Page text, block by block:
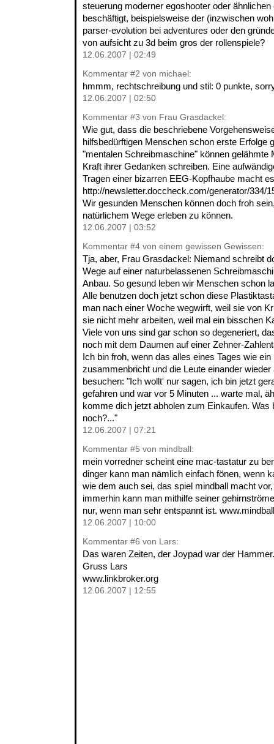
steuerung moderner egoshooter oder
beschäftigt, beispielsweise der (inzwischen
parser-evolution bei adventures oder den
von aufsicht zu 3d beim gros der rollenspiele?
12.06.2007 | 02:49
Kommentar #2 von michael:
hmmm, rechtschreibung und stil: 0 punkte,
12.06.2007 | 02:50
Kommentar #3 von Frau Grasdackel:
Wie gut, dass die beschriebene
hilfsbedürftigen Menschen schon erste Erfolge
"mentalen Schreibmaschine" können gelähmte
Kraft ihrer Gedanken schreiben. Eine
Tragen einer bizarren EEG-Kopfhaube macht
http://newsletter.doccheck.com/generator/334/
Wir gesunden Menschen können doch froh
natürlichem Wege erleben zu können.
12.06.2007 | 03:52
Kommentar #4 von einem gewissen Gewissen:
Tja, aber, Frau Grasdackel: Niemand schreibt
Wege auf einer naturbelassenen
Anbau. So gesund leben wir Menschen schon
Alle benutzen doch jetzt schon diese
man nach einer Woche wegwirft, weil sie von
sie nicht mehr arbeiten, weil mal ein bisschen
Viele von uns sind gar schon so degeneriert,
noch mit dem Daumen auf einer Zehner-
Ich bin froh, wenn das alles eines Tages wie
zusammenbricht und die Leute einander
besuchen: "Ich wollt' nur sagen, ich bin jetzt
gefahren und war vor 5 Minuten ... warte mal,
komme dich jetzt abholen zum Einkaufen. Was
noch?..."
12.06.2007 | 07:21
Kommentar #5 von mindball:
mein vorredner scheint eine mac-tastatur zu
dinger kann man nämlich einfach fönen, wenn
wie dem auch sei, das spiel mindball macht
immerhin kann man mithilfe seiner
nur, wenn man sehr entspannt ist.
12.06.2007 | 10:00
Kommentar #6 von Lars:
Das waren Zeiten, der Joypad war der
Gruss Lars
www.linkbroker.org
12.06.2007 | 12:55